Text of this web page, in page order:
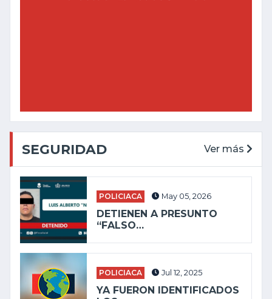
SEGURIDAD Ver más
POLICIACA May 05, 2026
DETIENEN A PRESUNTO
“FALSO…
POLICIACA Jul 12, 2025
YA FUERON IDENTIFICADOS